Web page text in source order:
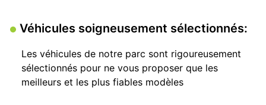
Véhicules soigneusement sélectionnés:
Les véhicules de notre parc sont rigoureusement
sélectionnés pour ne vous proposer que les
meilleurs et les plus fiables modèles